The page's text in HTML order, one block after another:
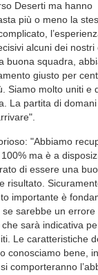
Deserti ma hanno
più o meno la
alcuni dei nostri
buona squadra,
giusto per
Siamo molto uniti e
La partita di
"Abbiamo
ma è a
di essere una
risultato.
importante è
sarebbe un errore
sarà indicativa
Le caratteristiche
conosciamo bene,
comporteranno